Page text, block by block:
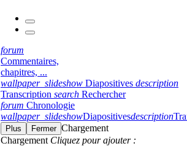
forum
Commentaires,
chapitres, ...
wallpaper_slideshow Diapositives description
Transcription search Rechercher
forum Chronologie
wallpaper_slideshowDiapositivesdescription
Plus Fermer Chargement
Chargement Cliquez pour ajouter :